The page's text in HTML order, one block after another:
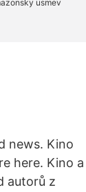
news. Kino
here. Kino a
autorů z